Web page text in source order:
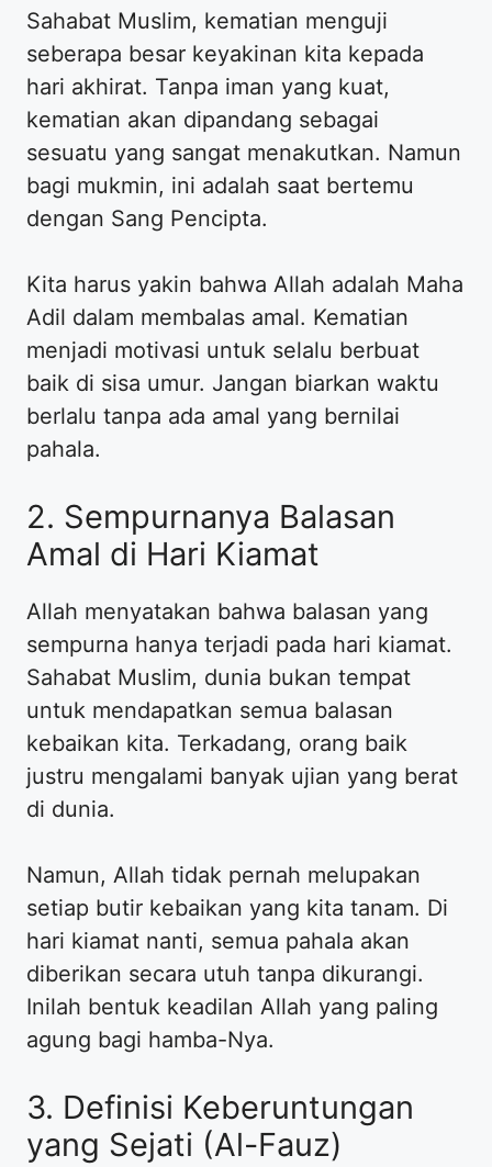
Sahabat Muslim, kematian menguji
seberapa besar keyakinan kita kepada
hari akhirat. Tanpa iman yang kuat,
kematian akan dipandang sebagai
sesuatu yang sangat menakutkan. Namun
bagi mukmin, ini adalah saat bertemu
dengan Sang Pencipta.
Kita harus yakin bahwa Allah adalah Maha
Adil dalam membalas amal. Kematian
menjadi motivasi untuk selalu berbuat
baik di sisa umur. Jangan biarkan waktu
berlalu tanpa ada amal yang bernilai
pahala.
2. Sempurnanya Balasan
Amal di Hari Kiamat
Allah menyatakan bahwa balasan yang
sempurna hanya terjadi pada hari kiamat.
Sahabat Muslim, dunia bukan tempat
untuk mendapatkan semua balasan
kebaikan kita. Terkadang, orang baik
justru mengalami banyak ujian yang berat
di dunia.
Namun, Allah tidak pernah melupakan
setiap butir kebaikan yang kita tanam. Di
hari kiamat nanti, semua pahala akan
diberikan secara utuh tanpa dikurangi.
Inilah bentuk keadilan Allah yang paling
agung bagi hamba-Nya.
3. Definisi Keberuntungan
yang Sejati (Al-Fauz)